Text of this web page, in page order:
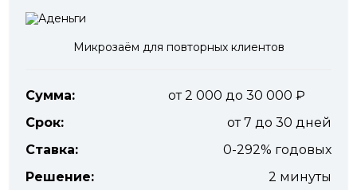
Микрозаём для повторных клиентов
Сумма:
от 2 000 до 30 000
Срок:
от 7 до 30 дней
Ставка:
0-292% годовых
Решение:
2 минуты